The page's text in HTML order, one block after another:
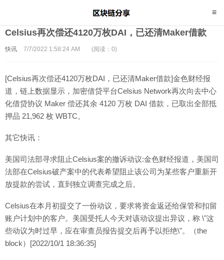
Celsius再次偿还4120万枚DAI，已还清Maker借款
快讯 7/7/2022 1:58:24 AM (阅读：0)
[Celsius再次偿还4120万枚DAI，已还清Maker借款]金色财经报
道，链上数据显示，加密借贷平台Celsius Network再次向去中心
化借贷协议 Maker 偿还其余 4120 万枚 DAI 借款，已取出全部抵
押品 21,962 枚 WBTC。
其它快讯：
美国司法部寻求阻止Celsius案的撤诉动议:金色财经报道，美国司
法部在Celsius破产案中的代表希望阻止该公司为某些客户重新开
放提款的尝试，直到独立调查完成之后。
Celsius在本月初提交了一份动议，要求将资金返还给保管和扣留
账户计划中的客户。美国受托人今天对该动议提出异议，称 \"这
些动议为时过早，应在审查员报告提交后再予以拒绝\"。（the
block）[2022/10/1 18:36:35]